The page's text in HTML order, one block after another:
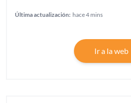
Última actualización: hace 4 mins
Ir a la web